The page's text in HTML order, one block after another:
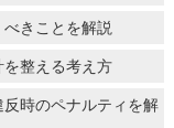
きことを解説
整える考え方
時のペナルティを解